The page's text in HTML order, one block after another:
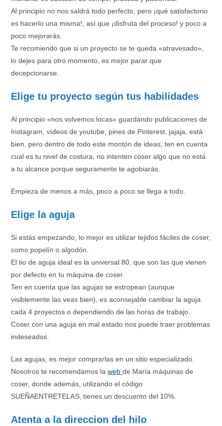
Al principio no nos saldrá todo perfecto, pero ¡qué satisfactorio
es hacerlo una misma!, así que ¡disfruta del proceso! y poco a
poco mejorarás.
Te recomiendo que si un proyecto se te queda «atravesado»,
lo dejes para otro momento, es mejor parar que
decepcionarse.
Elige tu proyecto según tus habilidades
Al principio «nos volvemos locas» guardando publicaciones de
Instagram, vídeos de youtube, pines de Pinterest, jajaja, está
bien, pero dentro de todo este montón de ideas, ten en cuenta
cual es tu nivel de costura, no intenten coser algo que no está
a tu alcance porque seguramente te agobiarás.
Empieza de menos a más, poco a poco se llega a todo.
Elige la aguja
Si estás empezando, lo mejor es utilizar tejidos fáciles de coser,
como popelín o algodón.
El tio de aguja ideal es la universal 80, que son las que vienen
por defecto en tu máquina de coser.
Ten en cuenta que las agujas se estropean (aunque
visiblemente las veas bien), es aconsejable cambiar la aguja
cada 4 proyectos o dependiendo de las horas de trabajo.
Coser con una aguja en mal estado nos puede traer problemas
indeseados.
Las agujas, es mejor comprarlas en un sitio especializado.
Nosotros te recomendamos lawebde María máquinas de
coser, donde además, utilizando el código
SUEÑAENTRETELAS, tienes un descuento del 10%.
Atenta a la direccion del hilo